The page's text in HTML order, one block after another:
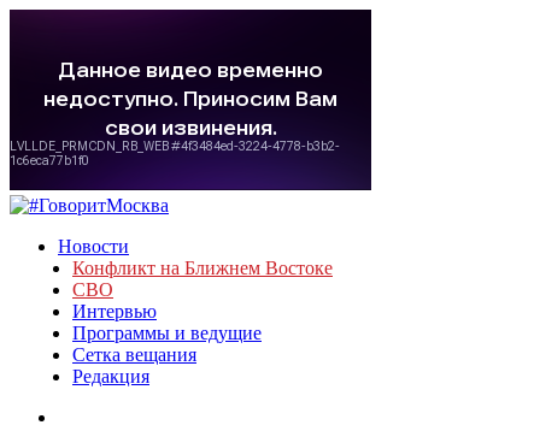
Новости
Конфликт на Ближнем Востоке
СВО
Интервью
Программы и ведущие
Сетка вещания
Редакция